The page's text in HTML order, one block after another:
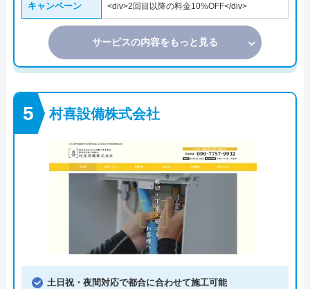
キャンペーン <div>2回目以降の料金10%OFF</div>
サービスの内容をもっと見る
村喜設備株式会社
土日祝・夜間対応で都合に合わせて施工可能